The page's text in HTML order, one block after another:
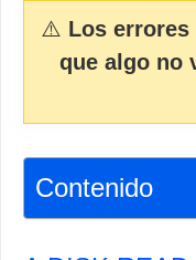
⚠️ Los
que algo no
Contenido